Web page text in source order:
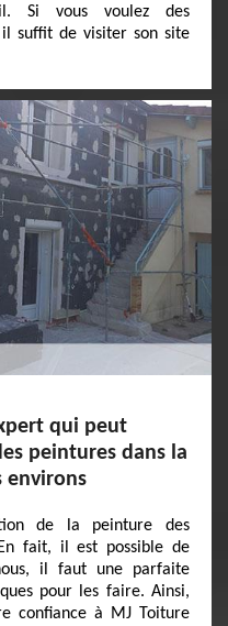
Si vous voulez des
suffit de visiter son site
qui peut
peintures dans la
environs
de la peinture des
fait, il est possible de
il faut une parfaite
pour les faire. Ainsi,
confiance à MJ Toiture